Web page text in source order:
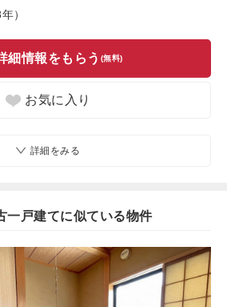
）
細情報をもらう (無料)
お気に入り
詳細をみる
一戸建てに似ている物件